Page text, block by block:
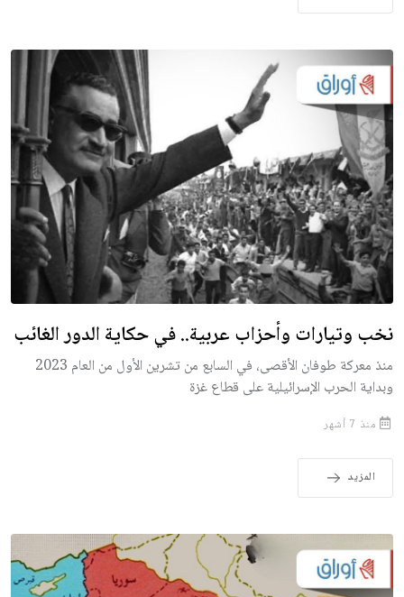
نخب وتيارات وأحزاب عربية.. في حكاية الدور الغائب
منذ معركة طوفان الأقصى، في السابع من تشرين الأول من العام 2023
وبداية الحرب الإسرائيلية على قطاع غزة
منذ 7 أشهر
المزيد